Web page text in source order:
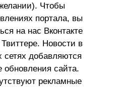
Чтобы
портала, вы
на нас Вконтакте
Новости в
сетях добавляются
обновления сайта.
рекламные